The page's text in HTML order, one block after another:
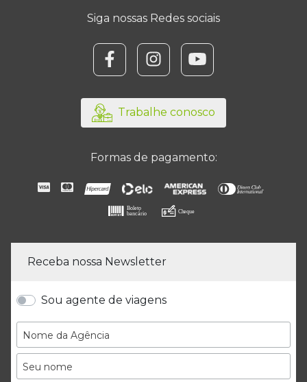
Siga nossas Redes sociais
@focooperadora/
/focooperadora/
/channel/
Trabalhe conosco
Formas de pagamento:
Receba nossa Newsletter
Sou agente de viagens